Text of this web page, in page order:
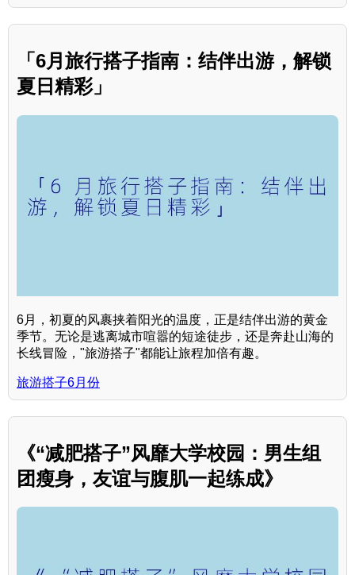
「6月旅行搭子指南：结伴出游，解锁
夏日精彩」
6月，初夏的风裹挟着阳光的温度，正是结伴出游的黄金
季节。无论是逃离城市喧嚣的短途徒步，还是奔赴山海的
长线冒险，"旅游搭子"都能让旅程加倍有趣。
旅游搭子6月份
《“减肥搭子”风靡大学校园：男生组
团瘦身，友谊与腹肌一起练成》